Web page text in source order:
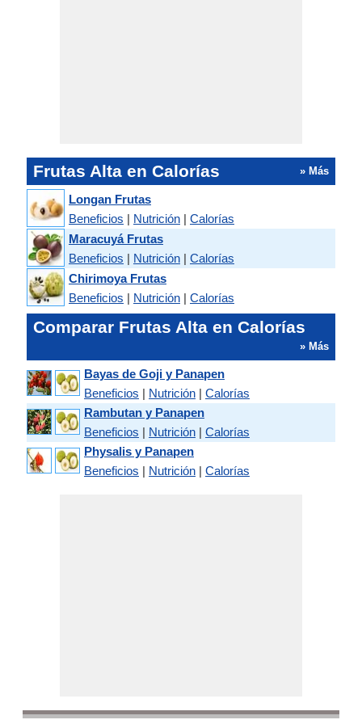
Frutas Alta en Calorías » Más
Longan Frutas
Beneficios | Nutrición | Calorías
Maracuyá Frutas
Beneficios | Nutrición | Calorías
Chirimoya Frutas
Beneficios | Nutrición | Calorías
Comparar Frutas Alta en Calorías
» Más
Bayas de Goji y Panapen
Beneficios | Nutrición | Calorías
Rambutan y Panapen
Beneficios | Nutrición | Calorías
Physalis y Panapen
Beneficios | Nutrición | Calorías